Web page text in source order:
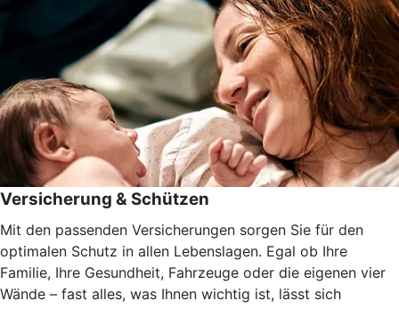
Versicherung & Schützen
Mit den passenden Versicherungen sorgen Sie für den
optimalen Schutz in allen Lebenslagen. Egal ob Ihre
Familie, Ihre Gesundheit, Fahrzeuge oder die eigenen vier
Wände – fast alles, was Ihnen wichtig ist, lässt sich